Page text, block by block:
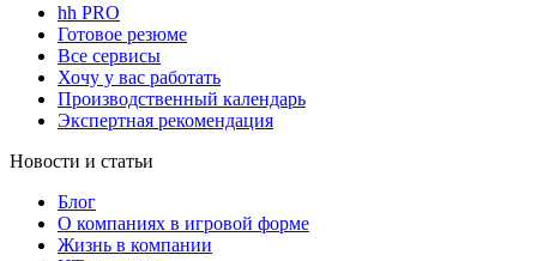
hh PRO
Готовое резюме
Все сервисы
Хочу у вас работать
Производственный календарь
Экспертная рекомендация
Новости и статьи
Блог
О компаниях в игровой форме
Жизнь в компании